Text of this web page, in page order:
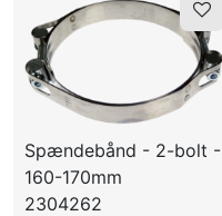
Spændebånd - 2-bolt -
160-170mm
2304262